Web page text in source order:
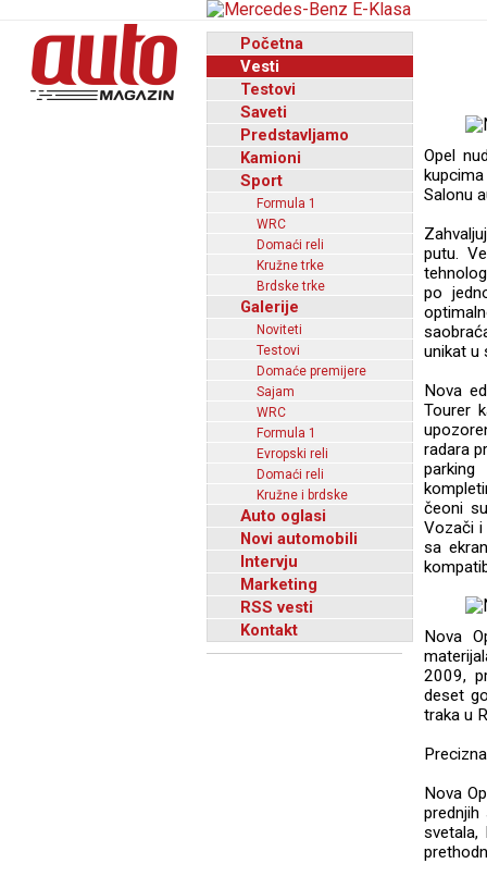
Početna
Vesti
Testovi
Saveti
Predstavljamo
Kamioni
Sport
Formula 1
WRC
Domaći reli
Kružne trke
Brdske trke
Galerije
Noviteti
Testovi
Domaće premijere
Sajam
WRC
Formula 1
Evropski reli
Domaći reli
Kružne i brdske
Auto oglasi
Novi automobili
Intervju
Marketing
RSS vesti
Kontakt
Opel
Salonu
putu.
po
unikat
Nova
Tourer
radara
čeoni
Vozači i
sa
Nova
2009,
deset
traka u
Nova